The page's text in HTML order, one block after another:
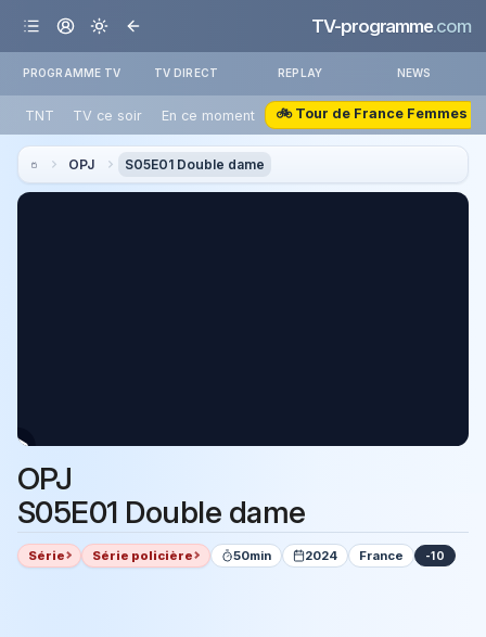
TV-programme.com
PROGRAMME TV TV DIRECT REPLAY NEWS
TNT TV ce soir En ce moment 🚲 Tour de France Femmes
OPJ S05E01 Double dame
OPJ
S05E01 Double dame
Série Série policière 50min 2024 France -10